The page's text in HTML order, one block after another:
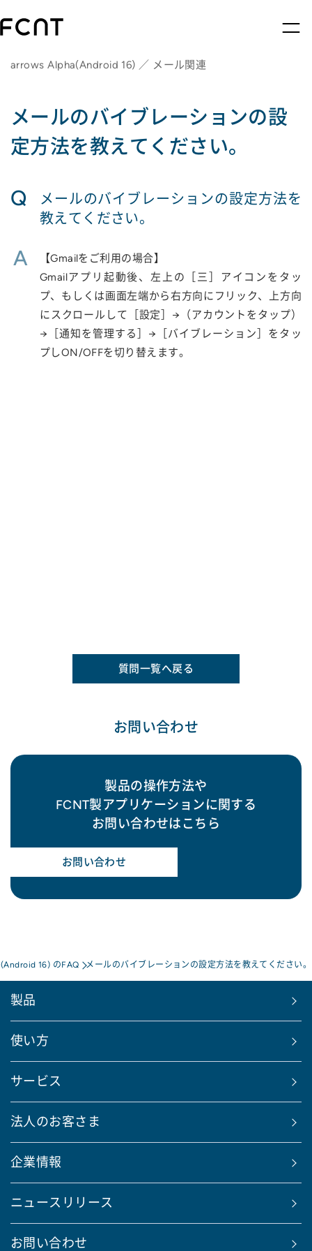
arrows Alpha(Android 16) ／ メール関連
メールのバイブレーションの設
定方法を教えてください。
Q
メールのバイブレーションの設定方法を
教えてください。
A
【Gmailをご利用の場合】
Gmailアプリ起動後、左上の［三］アイコンをタッ
プ、もしくは画面左端から右方向にフリック、上方向
にスクロールして［設定］→（アカウントをタップ）
→［通知を管理する］→［バイブレーション］をタッ
プしON/OFFを切り替えます。
質問一覧へ戻る
お問い合わせ
製品の操作方法や
FCNT製アプリケーションに関する
お問い合わせはこちら
お問い合わせ
16) のFAQ メールのバイブレーションの設定方法を教えてください。
製品
使い方
サービス
法人のお客さま
企業情報
ニュースリリース
お問い合わせ